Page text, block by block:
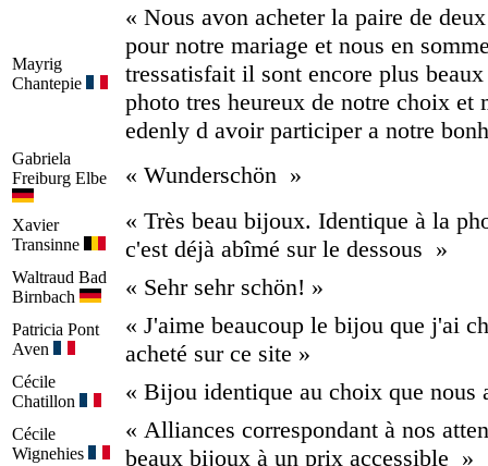
Mayrig
Chantepie
« Nous avon acheter la paire de
pour notre mariage et nous en
tressatisfait il sont encore plus
photo tres heureux de notre choix et
edenly d avoir participer a notre
Gabriela
Freiburg Elbe
« Wunderschön »
Xavier
Transinne
« Très beau bijoux. Identique à la
c'est déjà abîmé sur le dessous »
Waltraud Bad
Birnbach
« Sehr sehr schön! »
Patricia Pont
Aven
« J'aime beaucoup le bijou que j'ai
acheté sur ce site »
Cécile
Chatillon
« Bijou identique au choix que nous
Cécile
Wignehies
« Alliances correspondant à nos
beaux bijoux à un prix accessible »